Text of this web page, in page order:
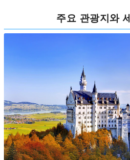
주요 관광지와